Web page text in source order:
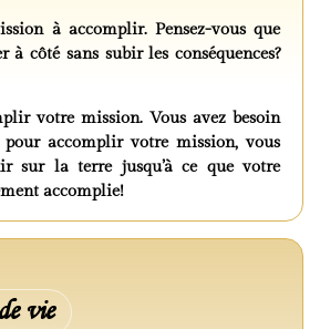
à accomplir. Pensez-vous que
à côté sans subir les conséquences?
votre mission. Vous avez besoin
pour accomplir votre mission, vous
sur la terre jusqu’à ce que votre
accomplie!
vie